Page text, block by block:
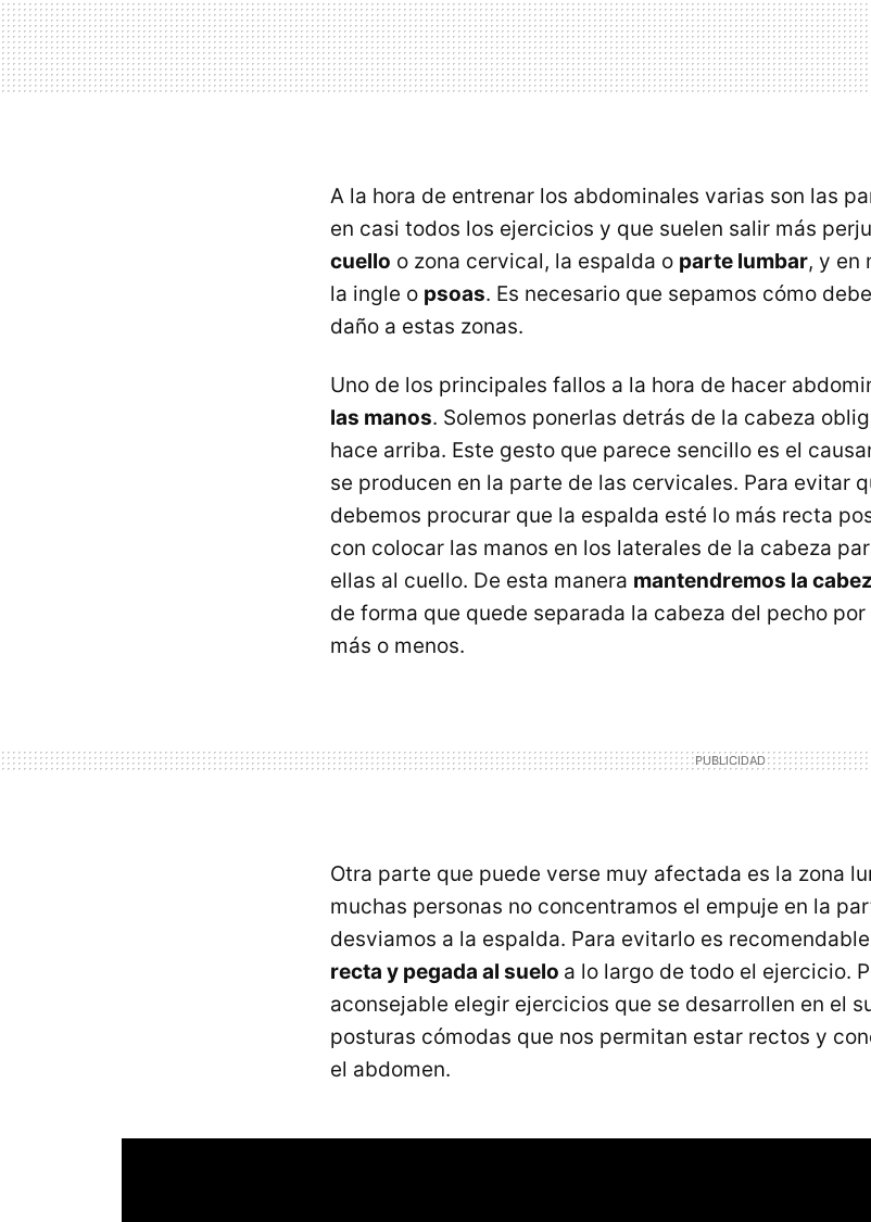
A la hora de entrenar los abdominales varias son las
en casi todos los ejercicios y que suelen salir más
cuello o zona cervical, la espalda o parte lumbar, y en
la ingle o psoas. Es necesario que sepamos cómo
daño a estas zonas.
Uno de los principales fallos a la hora de hacer
las manos. Solemos ponerlas detrás de la cabeza
hace arriba. Este gesto que parece sencillo es el
se producen en la parte de las cervicales. Para evitar
debemos procurar que la espalda esté lo más recta
con colocar las manos en los laterales de la cabeza
ellas al cuello. De esta manera mantendremos la
de forma que quede separada la cabeza del pecho
más o menos.
Otra parte que puede verse muy afectada es la zona
muchas personas no concentramos el empuje en la
desviamos a la espalda. Para evitarlo es recomendable
recta y pegada al suelo a lo largo de todo el ejercicio.
aconsejable elegir ejercicios que se desarrollen en el
posturas cómodas que nos permitan estar rectos y
el abdomen.